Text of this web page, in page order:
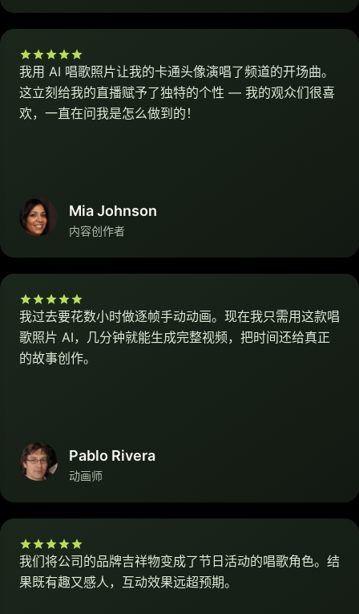
我用 AI 唱歌照片让我的卡通头像演唱了频道的开场曲。
这立刻给我的直播赋予了独特的个性 — 我的观众们很喜
欢，一直在问我是怎么做到的！
Mia Johnson
内容创作者
我过去要花数小时做逐帧手动动画。现在我只需用这款唱
歌照片 AI，几分钟就能生成完整视频，把时间还给真正
的故事创作。
Pablo Rivera
动画师
我们将公司的品牌吉祥物变成了节日活动的唱歌角色。结
果既有趣又感人，互动效果远超预期。